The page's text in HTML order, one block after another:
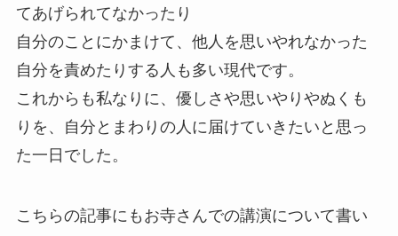
てあげられてなかったり
自分のことにかまけて、他人を思いやれなかった
自分を責めたりする人も多い現代です。
これからも私なりに、優しさや思いやりやぬくも
りを、自分とまわりの人に届けていきたいと思っ
た一日でした。
こちらの記事にもお寺さんでの講演について書い